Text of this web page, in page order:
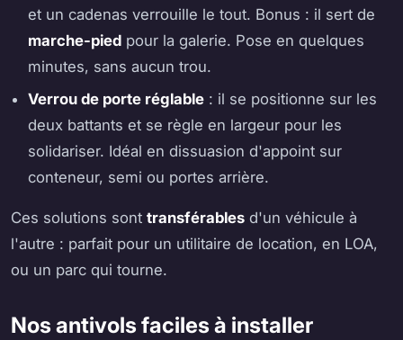
et un cadenas verrouille le tout. Bonus : il sert de
marche-pied pour la galerie. Pose en quelques
minutes, sans aucun trou.
Verrou de porte réglable : il se positionne sur les
deux battants et se règle en largeur pour les
solidariser. Idéal en dissuasion d'appoint sur
conteneur, semi ou portes arrière.
Ces solutions sont transférables d'un véhicule à
l'autre : parfait pour un utilitaire de location, en LOA,
ou un parc qui tourne.
Nos antivols faciles à installer